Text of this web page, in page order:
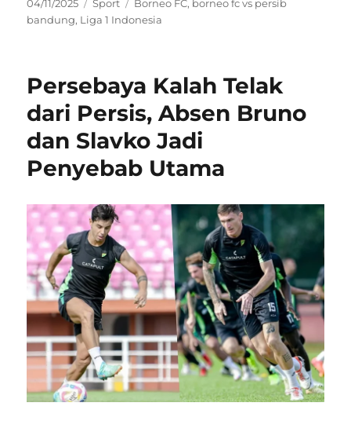
on
04/11/2025 Sport Borneo FC, borneo fc vs persib
bandung, Liga 1 Indonesia
Persebaya Kalah Telak
dari Persis, Absen Bruno
dan Slavko Jadi
Penyebab Utama